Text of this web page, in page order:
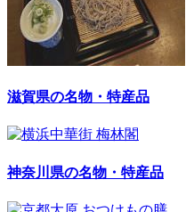
滋賀県の名物・特産品
神奈川県の名物・特産品